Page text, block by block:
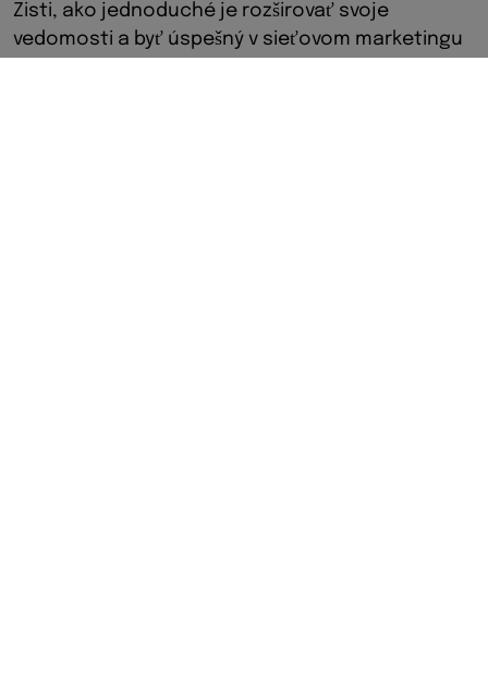
Zisti, ako jednoduché je rozširovať svoje
vedomosti a byť úspešný v sieťovom marketingu